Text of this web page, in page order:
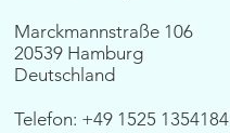
Marckmannstraße 106
20539 Hamburg
Deutschland
Telefon: +49 1525 1354184